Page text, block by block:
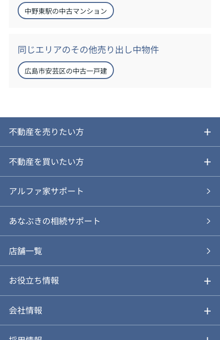
中野東駅の中古マンション
同じエリアのその他売り出し中物件
広島市安芸区の中古一戸建
不動産を売りたい方
ご売却ガイド
ご売却の流れ
あなぶきの仲介
あなぶきの買取
仲介と買取のメリット・デメリット
動画やパンフレットで見る
不動産を買いたい方
ご購入ガイド
物件を探す
購入の流れ
購入前も後も安心サポート
お気に入り
アルファ家サポート
あなぶきの相続サポート
店舗一覧
お役立ち情報
不動産Q&A
会社情報